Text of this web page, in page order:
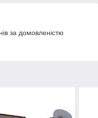
за домовленістю